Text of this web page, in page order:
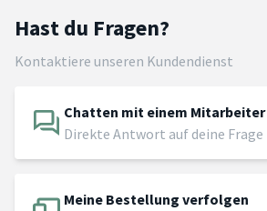
Hast du Fragen?
Kontaktiere unseren Kundendienst
Chatten mit einem Mitarbeiter
Direkte Antwort auf deine Frage
Meine Bestellung verfolgen